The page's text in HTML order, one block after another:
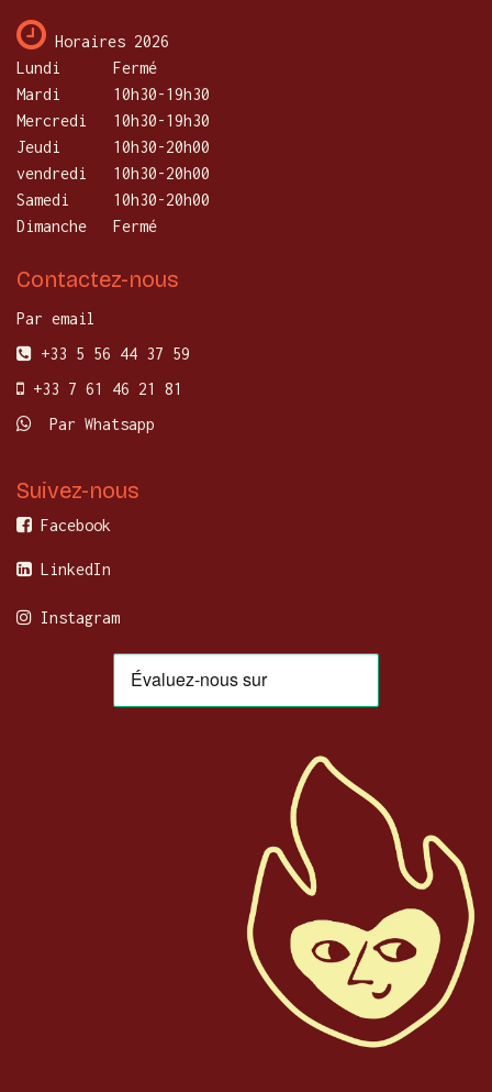
Horaires 2026
Lundi
​Fermé
Mardi
10h30-19h30
Mercredi
​10h30-19h30
Jeudi
10h30-20h00
vendredi
10h30-20h00
Samedi
10h30-20h00
Dimanche
Fermé
Contactez-nous
Par email
+33 5 56 44 37 59
+33 7 61 46 21 81
Par Whatsapp
Suivez-nous
Facebook
LinkedIn
Instagram